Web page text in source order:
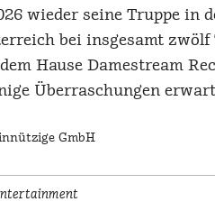
wieder seine Truppe in
bei insgesamt
Hause Damestream
Überraschungen
GmbH